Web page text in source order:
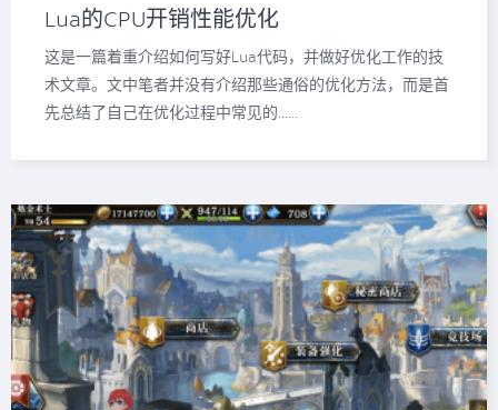
Lua的CPU开销性能优化
这是一篇着重介绍如何写好Lua代码，并做好优化工作的技
术文章。文中笔者并没有介绍那些通俗的优化方法，而是首
先总结了自己在优化过程中常见的……